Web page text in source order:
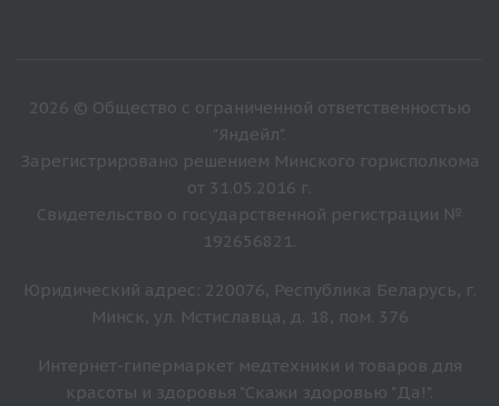
2026 © Общество с ограниченной ответственностью
"Яндейл".
Зарегистрировано решением Минского горисполкома
от 31.05.2016 г.
Свидетельство о государственной регистрации №
192656821.
Юридический адрес: 220076, Республика Беларусь, г.
Минск, ул. Мстиславца, д. 18, пом. 376
Интернет-гипермаркет медтехники и товаров для
красоты и здоровья "Скажи здоровью "Да!".